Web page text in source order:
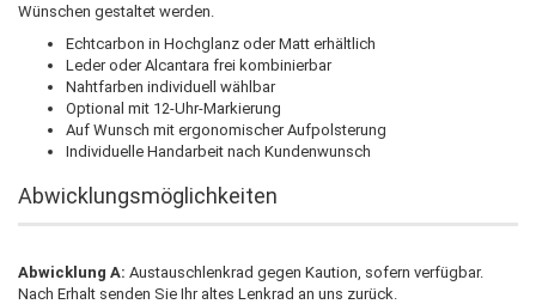
Wünschen gestaltet werden.
Echtcarbon in Hochglanz oder Matt erhältlich
Leder oder Alcantara frei kombinierbar
Nahtfarben individuell wählbar
Optional mit 12-Uhr-Markierung
Auf Wunsch mit ergonomischer Aufpolsterung
Individuelle Handarbeit nach Kundenwunsch
Abwicklungsmöglichkeiten
Abwicklung A: Austauschlenkrad gegen Kaution, sofern verfügbar.
Nach Erhalt senden Sie Ihr altes Lenkrad an uns zurück.